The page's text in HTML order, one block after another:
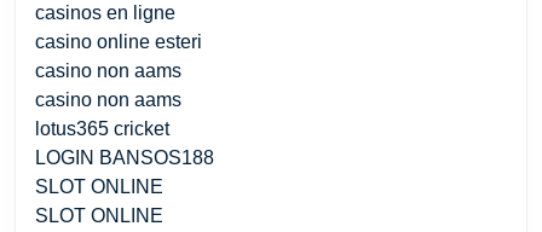
casinos en ligne
casino online esteri
casino non aams
casino non aams
lotus365 cricket
LOGIN BANSOS188
SLOT ONLINE
SLOT ONLINE